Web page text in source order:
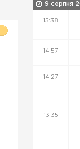
9 серпня
15:38
14:57
14:27
13:35